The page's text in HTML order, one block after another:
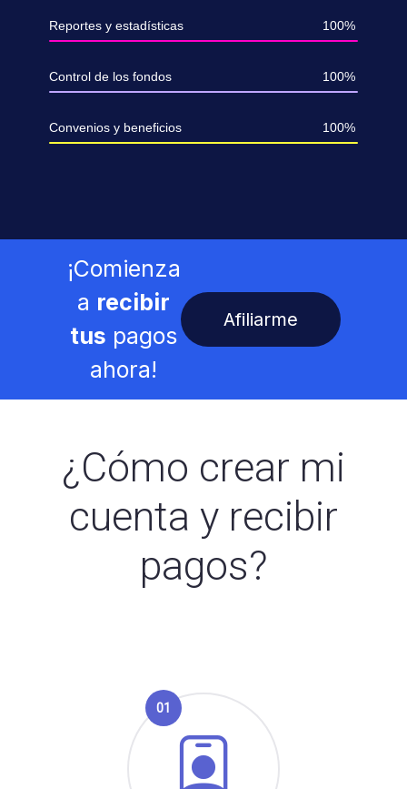
Reportes y estadísticas 100%
Control de los fondos 100%
Convenios y beneficios 100%
¡Comienza
a recibir
tus pagos
ahora!
Afiliarme
¿Cómo crear mi
cuenta y recibir
pagos?
01